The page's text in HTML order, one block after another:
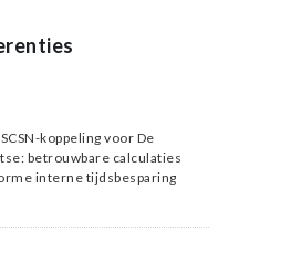
koppeling voor De
betrouwbare calculaties
interne tijdsbesparing